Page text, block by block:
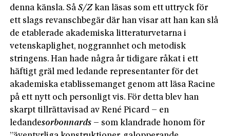
denna känsla. SåS/Zkan läsas som ett uttryck för
ett slags revanschbegär där han visar att han kan slå
de etablerade akademiska litteraturvetarna i
vetenskaplighet, noggrannhet och metodisk
stringens. Han hade några år tidigare råkat i ett
häftigt gräl med ledande representanter för det
akademiska etablissemanget genom att läsa Racine
på ett nytt och personligt vis. För detta blev han
skarpt tillrättavisad av René Picard – en
ledandesorbonnards – som klandrade honom för